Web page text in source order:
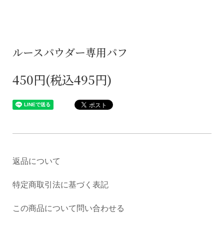
ルースパウダー専用パフ
450円(税込495円)
返品について
特定商取引法に基づく表記
この商品について問い合わせる